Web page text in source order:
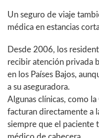
Un seguro de viaje
médica en estancias
Desde 2006, los
recibir atención privada
en los Países Bajos,
a su aseguradora.
Algunas clínicas, como
facturan directamente a
siempre que el paciente